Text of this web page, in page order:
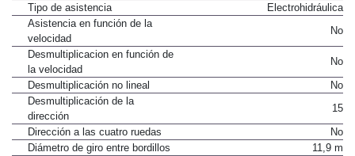
Tipo de asistencia
Electrohidráulica
Asistencia en función de la
velocidad
No
Desmultiplicacion en función de
la velocidad
No
Desmultiplicación no lineal
No
Desmultiplicación de la
dirección
15
Dirección a las cuatro ruedas
No
Diámetro de giro entre bordillos
11,9 m